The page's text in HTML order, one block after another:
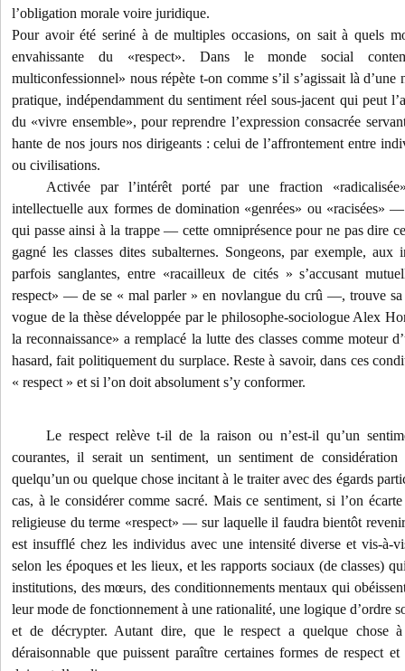
l’obligation morale voire juridique.
Pour avoir été seriné à de multiples occasions, on sait à quels
envahissante du «respect». Dans le monde social
multiconfessionnel» nous répète t-on comme s’il s’agissait là d’une
pratique, indépendamment du sentiment réel sous-jacent qui peut
du «vivre ensemble», pour reprendre l’expression consacrée
hante de nos jours nos dirigeants : celui de l’affrontement entre
ou civilisations.
Activée par l’intérêt porté par une fraction
intellectuelle aux formes de domination «genrées» ou «racisées»
qui passe ainsi à la trappe — cette omniprésence pour ne pas dire
gagné les classes dites subalternes. Songeons, par exemple, aux
parfois sanglantes, entre «racailleux de cités » s’accusant
respect» — de se « mal parler » en novlangue du crû —, trouve sa
vogue de la thèse développée par le philosophe-sociologue Alex
la reconnaissance» a remplacé la lutte des classes comme moteur
hasard, fait politiquement du surplace. Reste à savoir, dans ces
« respect » et si l’on doit absolument s’y conformer.
Le respect relève t-il de la raison ou n’est-il qu’un
courantes, il serait un sentiment, un sentiment de
quelqu’un ou quelque chose incitant à le traiter avec des égards
cas, à le considérer comme sacré. Mais ce sentiment, si l’on
religieuse du terme «respect» — sur laquelle il faudra bientôt
est insufflé chez les individus avec une intensité diverse et vis-à-
selon les époques et les lieux, et les rapports sociaux (de classes)
institutions, des mœurs, des conditionnements mentaux qui
leur mode de fonctionnement à une rationalité, une logique d’ordre
et de décrypter. Autant dire, que le respect a quelque chose
déraisonnable que puissent paraître certaines formes de respect